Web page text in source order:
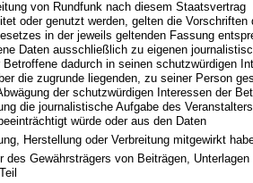
von Rundfunk nach diesem Staatsvertrag
oder genutzt werden, gelten die Vorschriften
in der jeweils geltenden Fassung
Daten ausschließlich zu eigenen
dadurch in seinen schutzwürdigen
die zugrunde liegenden, zu seiner Person
der schutzwürdigen Interessen der
die journalistische Aufgabe des
würde oder aus den Daten
Herstellung oder Verbreitung mitgewirkt
Gewährsträgers von Beiträgen, Unterlagen